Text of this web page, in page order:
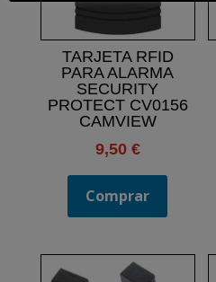
TARJETA RFID
PARA ALARMA
SECURITY
PROTECT CV0156
CAMVIEW
9,50 €
Comprar